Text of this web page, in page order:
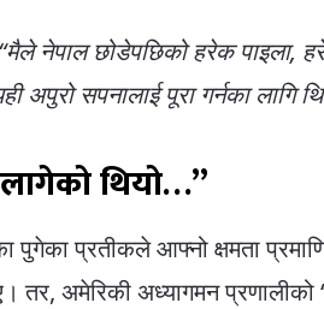
“मैले नेपाल छोडेपछिको हरेक पाइला,
अपुरो सपनालाई पूरा गर्नका लागि
थियो…”
पुगेका प्रतीकले आफ्नो क्षमता
तर, अमेरिकी अध्यागमन प्रणालीको